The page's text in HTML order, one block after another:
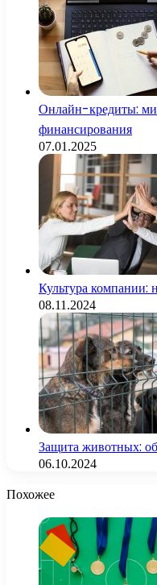
Онлайн-кредиты:
финансирования
07.01.2025
Культура компании:
08.11.2024
Защита животных:
06.10.2024
Похожее